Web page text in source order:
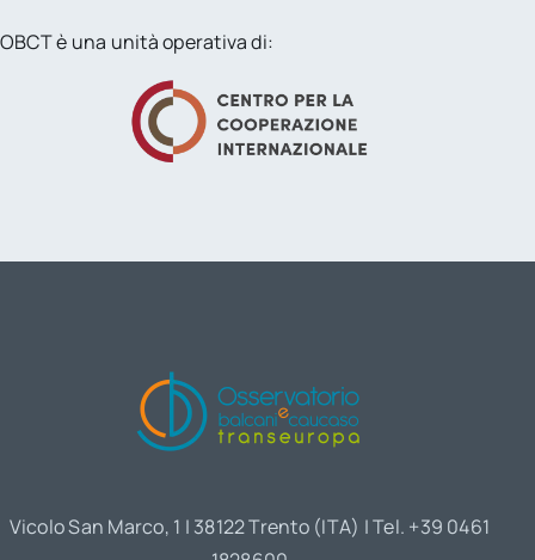
OBCT è una unità operativa di:
Vicolo San Marco, 1 | 38122 Trento (ITA) | Tel. +39 0461